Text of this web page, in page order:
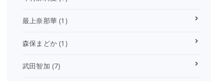
最上奈那華 (1)
森保まどか (1)
武田智加 (7)